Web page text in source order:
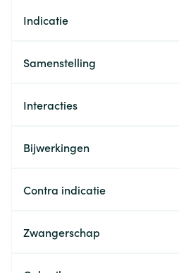
Indicatie
Samenstelling
Interacties
Bijwerkingen
Contra indicatie
Zwangerschap